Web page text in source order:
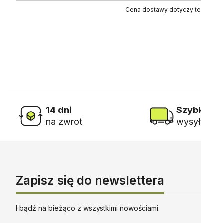
Cena dostawy dotyczy
14 dni
na zwrot
Zapisz się do newslettera
I bądź na bieżąco z wszystkimi nowościami.